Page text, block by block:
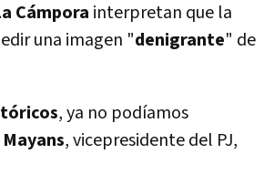
Cámpora interpretan que la
una imagen "denigrante" de
, ya no podíamos
, vicepresidente del PJ,